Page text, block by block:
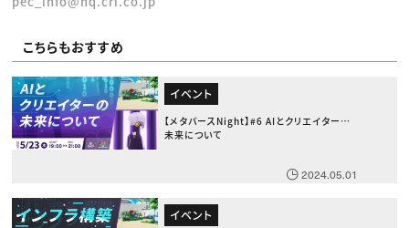
こちらもおすすめ
イベント
【メタバースNight】#6 AIとクリエイターの
未来について
2024.05.01
イベント